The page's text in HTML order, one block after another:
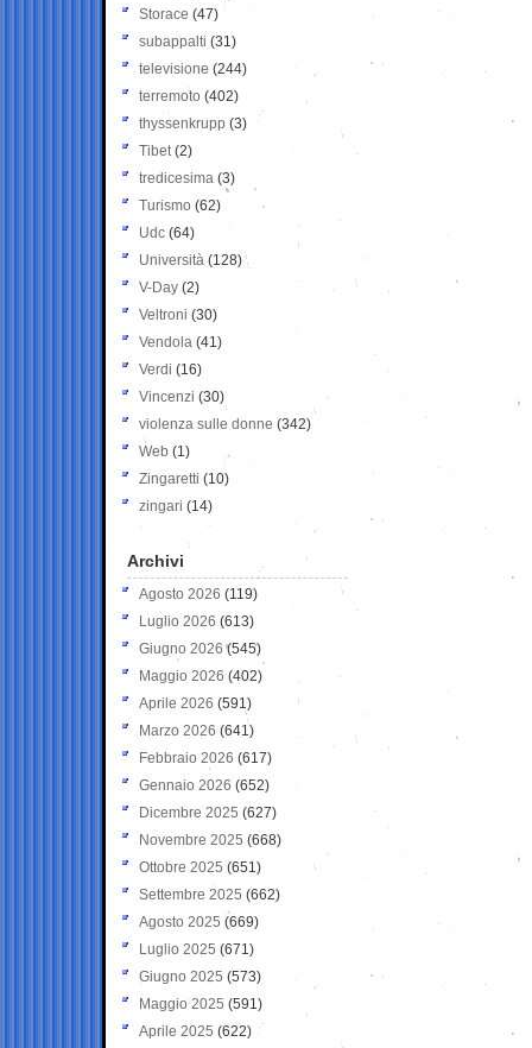
Storace (47)
subappalti (31)
televisione(244)
terremoto (402)
thyssenkrupp (3)
Tibet(2)
tredicesima (3)
Turismo (62)
Udc (64)
Università (128)
V-Day (2)
Veltroni (30)
Vendola (41)
Verdi (16)
Vincenzi (30)
violenza sulle donne (342)
Web (1)
Zingaretti (10)
zingari (14)
Archivi
Agosto 2026 (119)
Luglio 2026 (613)
Giugno 2026 (545)
Maggio 2026 (402)
Aprile 2026 (591)
Marzo 2026 (641)
Febbraio 2026 (617)
Gennaio 2026 (652)
Dicembre 2025 (627)
Novembre 2025 (668)
Ottobre 2025 (651)
Settembre 2025 (662)
Agosto 2025 (669)
Luglio 2025 (671)
Giugno 2025 (573)
Maggio 2025 (591)
Aprile 2025 (622)